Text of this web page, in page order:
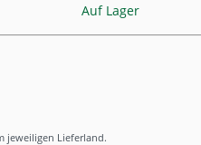
Auf Lager
jeweiligen Lieferland.